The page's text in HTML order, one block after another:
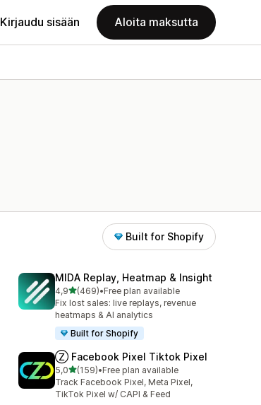
Kirjaudu sisään Aloita maksutta
Built for Shopify
MIDA Replay, Heatmap & Insight
4,9/ 5 tähteä
(469)
469 arvostelua yhteensä
•Free plan available
Fix lost sales: live replays, revenue
heatmaps & AI analytics
Built for Shopify
Ⓩ Facebook Pixel Tiktok Pixel
5,0/ 5 tähteä
(159)
159 arvostelua yhteensä
•Free plan available
Track Facebook Pixel, Meta Pixel,
TikTok Pixel w/ CAPI & Feed